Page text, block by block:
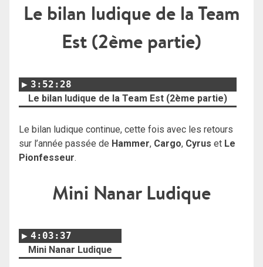
Le bilan ludique de la Team
Est (2ème partie)
3:52:28
Le bilan ludique de la Team Est (2ème partie)
Le bilan ludique continue, cette fois avec les retours
sur l’année passée de Hammer, Cargo, Cyrus et Le
Pionfesseur.
Mini Nanar Ludique
4:03:37
Mini Nanar Ludique